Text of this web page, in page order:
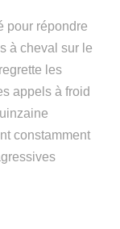
pour répondre
à cheval sur le
les
appels à froid
constamment